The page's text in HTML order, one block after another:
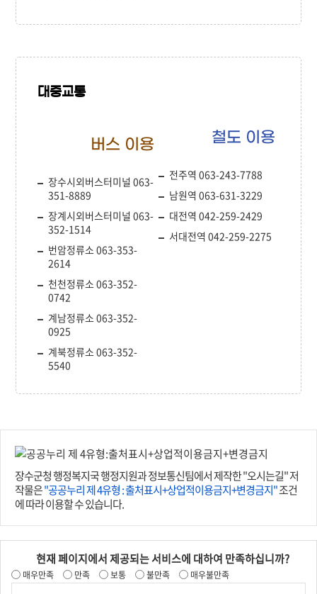
대중교통
버스 이용
장수시외버스터미널 063-
351-8889
장계시외버스터미널 063-
352-1514
번암정류소 063-353-
2614
천천정류소 063-352-
0742
계남정류소 063-352-
0925
계북정류소 063-352-
5540
철도 이용
전주역 063-243-7788
남원역 063-631-3229
대전역 042-259-2429
서대전역 042-259-2275
장수군청 행정복지국 행정지원과 정보통신팀에서 제작한 "오시는길" 저
작물은"공공누리 제 4유형 : 출처표시+상업적이용금지+변경금지"조건
에 따라 이용할 수 있습니다.
현재 페이지에서 제공되는 서비스에 대하여 만족하십니까?
매우만족 만족 보통 불만족 매우불만족